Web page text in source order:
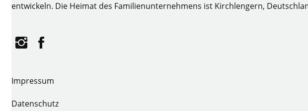
entwickeln. Die Heimat des Familienunternehmens ist Kirchlengern,
InstagramFacebook
Impressum
Datenschutz